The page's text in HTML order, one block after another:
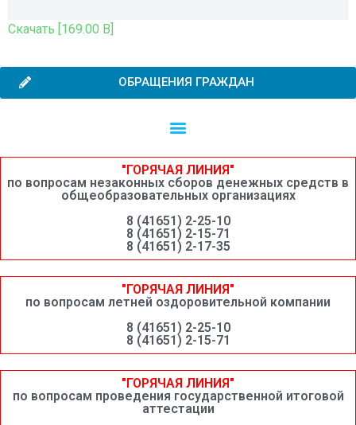
Скачать [169.00 B]
ОБРАЩЕНИЯ ГРАЖДАН
"ГОРЯЧАЯ ЛИНИЯ"
по вопросам незаконных сборов денежных средств в
общеобразовательных организациях
8 (41651) 2-25-10
8 (41651) 2-15-71
8 (41651) 2-17-35
"ГОРЯЧАЯ ЛИНИЯ"
по вопросам летней оздоровительной компании
8 (41651) 2-25-10
8 (41651) 2-15-71
"ГОРЯЧАЯ ЛИНИЯ"
по вопросам проведения государственной итоговой
аттестации